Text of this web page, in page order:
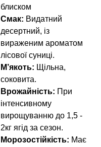
блиском
Смак: Видатний
десертний, із
вираженим ароматом
лісової суниці.
М’якоть: Щільна,
соковита.
Врожайність: При
інтенсивному
вирощуванню до 1,5 -
2кг ягід за сезон.
Морозостійкість: Має